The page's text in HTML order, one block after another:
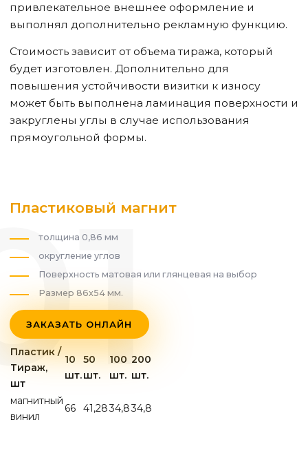
привлекательное внешнее оформление и
выполнял дополнительно рекламную функцию.
Стоимость зависит от объема тиража, который
будет изготовлен. Дополнительно для
повышения устойчивости визитки к износу
может быть выполнена ламинация поверхности и
закруглены углы в случае использования
прямоугольной формы.
Пластиковый магнит
толщина 0,86 мм
округление углов
Поверхность матовая или глянцевая на выбор
Размер 86х54 мм.
ЗАКАЗАТЬ ОНЛАЙН
Пластик /
Тираж,
шт
10
шт.
50
шт.
100
шт.
200
шт.
магнитный
винил
66 41,2834,834,8